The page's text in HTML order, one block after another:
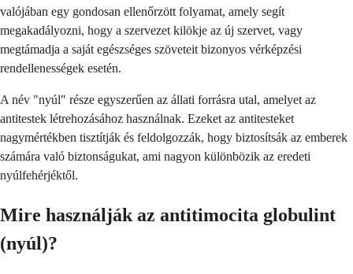
valójában egy gondosan ellenőrzött folyamat, amely segít
megakadályozni, hogy a szervezet kilökje az új szervet, vagy
megtámadja a saját egészséges szöveteit bizonyos vérképzési
rendellenességek esetén.
A név "nyúl" része egyszerűen az állati forrásra utal, amelyet az
antitestek létrehozásához használnak. Ezeket az antitesteket
nagymértékben tisztítják és feldolgozzák, hogy biztosítsák az emberek
számára való biztonságukat, ami nagyon különbözik az eredeti
nyúlfehérjéktől.
Mire használják az antitimocita globulint
(nyúl)?